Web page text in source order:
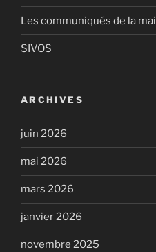
Les communiqués de la
SIVOS
ARCHIVES
juin 2026
mai 2026
mars 2026
janvier 2026
novembre 2025